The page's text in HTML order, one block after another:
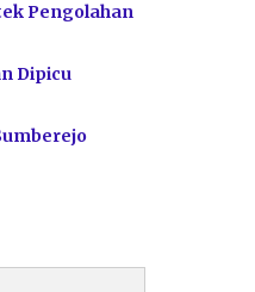
Pengolahan
Dipicu